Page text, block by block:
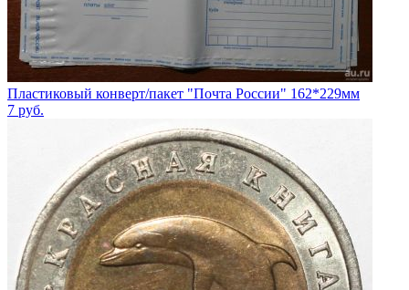
Пластиковый конверт/пакет "Почта России" 162*229мм
7 руб.